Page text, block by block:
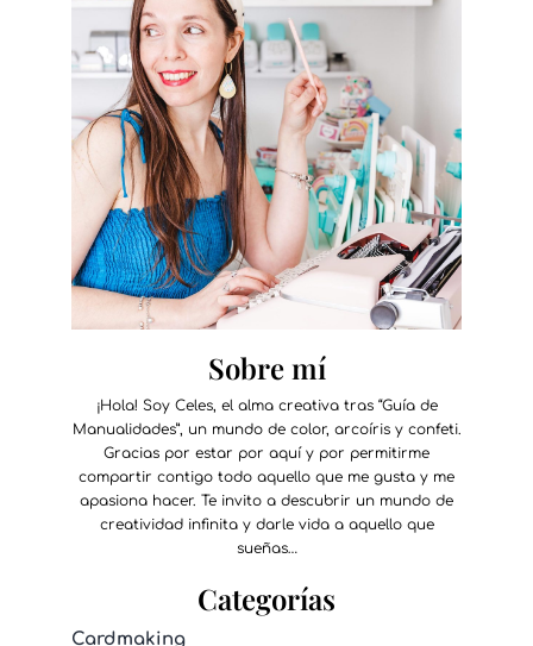
Sobre mí
¡Hola! Soy Celes, el alma creativa tras “Guía de
Manualidades”, un mundo de color, arcoíris y confeti.
Gracias por estar por aquí y por permitirme
compartir contigo todo aquello que me gusta y me
apasiona hacer. Te invito a descubrir un mundo de
creatividad infinita y darle vida a aquello que
sueñas…
Categorías
Cardmaking